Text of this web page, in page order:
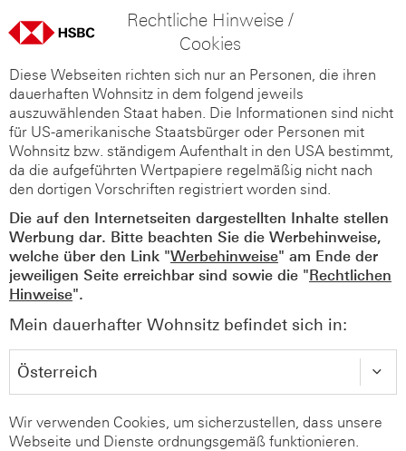
Rechtliche Hinweise /
Cookies
Diese Webseiten richten sich nur an Personen, die ihren
dauerhaften Wohnsitz in dem folgend jeweils
auszuwählenden Staat haben. Die Informationen sind nicht
für US-amerikanische Staatsbürger oder Personen mit
Wohnsitz bzw. ständigem Aufenthalt in den USA bestimmt,
da die aufgeführten Wertpapiere regelmäßig nicht nach
den dortigen Vorschriften registriert worden sind.
Die auf den Internetseiten dargestellten Inhalte stellen
Werbung dar. Bitte beachten Sie die Werbehinweise,
welche über den Link "Werbehinweise" am Ende der
jeweiligen Seite erreichbar sind sowie die "Rechtlichen
Hinweise".
Mein dauerhafter Wohnsitz befindet sich in:
Wir verwenden Cookies, um sicherzustellen, dass unsere
Webseite und Dienste ordnungsgemäß funktionieren.